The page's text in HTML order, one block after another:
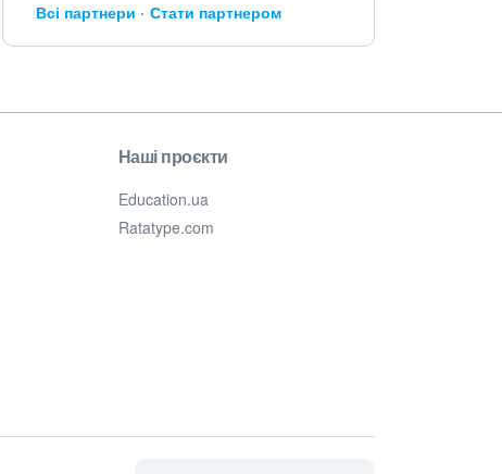
Всі партнери Стати партнером
Наші проєкти
Education.ua
Ratatype.com